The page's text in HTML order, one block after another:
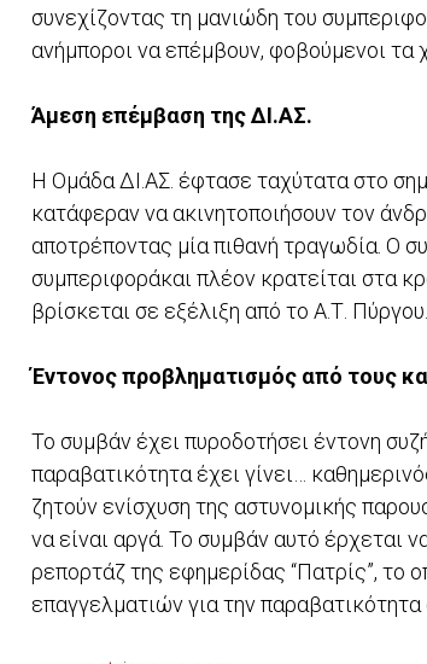
συνεχίζοντας τη μανιώδη του
ανήμποροι να επέμβουν, φοβούμενοι τα
Άμεση επέμβαση της ΔΙ.ΑΣ.
Η Ομάδα ΔΙ.ΑΣ. έφτασε ταχύτατα στο
κατάφεραν να ακινητοποιήσουν τον
αποτρέποντας μία πιθανή τραγωδία. Ο
συμπεριφοράκαι πλέον κρατείται στα
βρίσκεται σε εξέλιξη από το Α.Τ. Πύργου.
Έντονος προβληματισμός από τους
Το συμβάν έχει πυροδοτήσει έντονη
παραβατικότητα έχει γίνει…
ζητούν ενίσχυση της αστυνομικής
να είναι αργά. Το συμβάν αυτό έρχεται
ρεπορτάζ της εφημερίδας “Πατρίς”, το
επαγγελματιών για την